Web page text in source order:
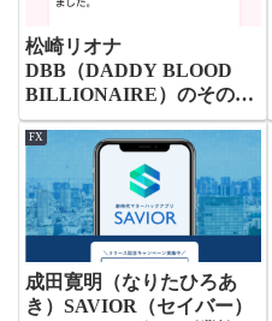
松崎リオナ
DBB（DADDY BLOOD
BILLIONAIRE）のその後
の展開。どんな商材にも当
てはまる件。←追記あり。
FX
成田寛明（なりたひろあ
き）SAVIOR（セイバー）